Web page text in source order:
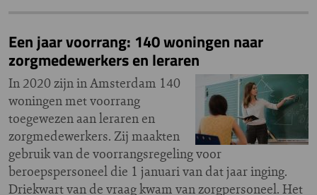
Een jaar voorrang: 140 woningen naar
zorgmedewerkers en leraren
In 2020 zijn in Amsterdam 140
woningen met voorrang
toegewezen aan leraren en
zorgmedewerkers. Zij maakten
gebruik van de voorrangsregeling voor
beroepspersoneel die 1 januari van dat jaar inging.
Driekwart van de vraag kwam van zorgpersoneel. Het